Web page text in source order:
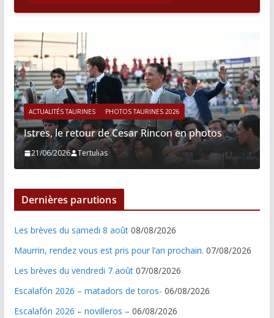
ACTUALITÉS TAURINES PHOTOS TAURINES 2026
Istres, le retour de Cesar Rincon en photos
21/06/2026 Tertulias
Dernières parutions
Les brèves du samedi 8 août 08/08/2026
Maurrin, rendez vous est pris pour l’an prochain. 07/08/2026
Les brèves du vendredi 7 août 07/08/2026
Escalafón 2026 – matadors de toros- 06/08/2026
Escalafón 2026 – novilleros – 06/08/2026